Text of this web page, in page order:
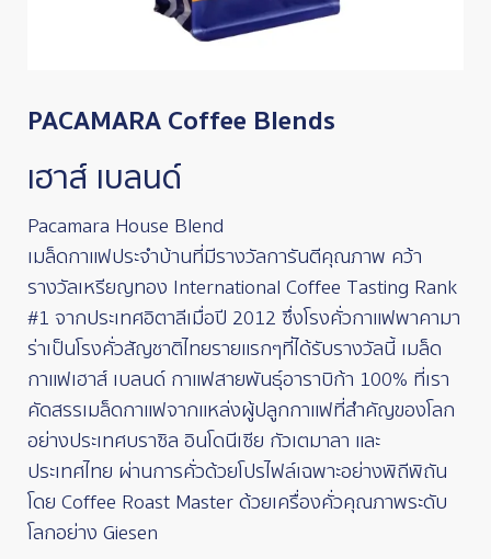
PACAMARA Coffee Blends
เฮาส์ เบลนด์
Pacamara House Blend
เมล็ดกาแฟประจำบ้านที่มีรางวัลการันตีคุณภาพ คว้า
รางวัลเหรียญทอง International Coffee Tasting Rank
#1 จากประเทศอิตาลีเมื่อปี 2012 ซึ่งโรงคั่วกาแฟพาคามา
ร่าเป็นโรงคั่วสัญชาติไทยรายแรกๆที่ได้รับรางวัลนี้ เมล็ด
กาแฟเฮาส์ เบลนด์ กาแฟสายพันธุ์อาราบิก้า 100% ที่เรา
คัดสรรเมล็ดกาแฟจากแหล่งผู้ปลูกกาแฟที่สำคัญของโลก
อย่างประเทศบราซิล อินโดนีเซีย กัวเตมาลา และ
ประเทศไทย ผ่านการคั่วด้วยโปรไฟล์เฉพาะอย่างพิถีพิถัน
โดย Coffee Roast Master ด้วยเครื่องคั่วคุณภาพระดับ
โลกอย่าง Giesen